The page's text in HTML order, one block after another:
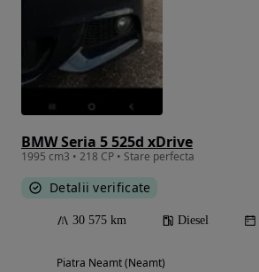
BMW Seria 5 525d xDrive
1995 cm3 • 218 CP • Stare perfecta
Detalii verificate
30 575 km Diesel
Piatra Neamt (Neamt)